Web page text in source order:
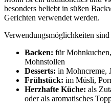
besonders beliebt in süßen
Gerichten verwendet werden.
Verwendungsmöglichkeiten
Backen: für
Mohnstollen
Desserts: in Mohncreme,
Frühstück: im Müsli,
Herzhafte Küche: als
oder als aromatisches